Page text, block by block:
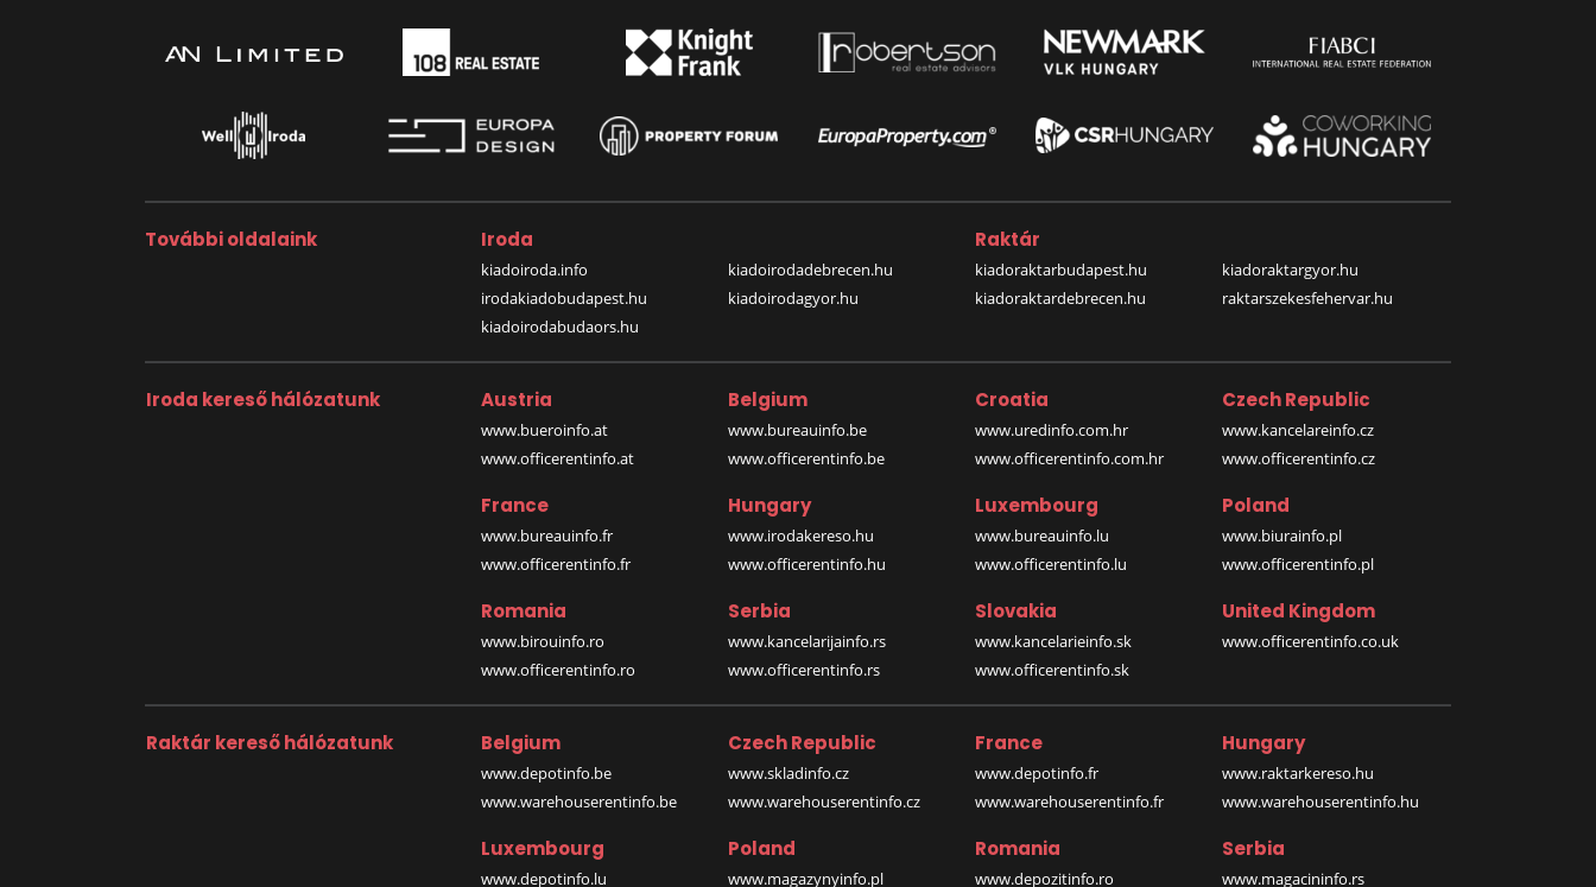
További oldalaink Iroda
kiadoiroda.info
irodakiadobudapest.hu
kiadoirodabudaors.hu
kiadoirodadebrecen.hu
kiadoirodagyor.hu
Raktár
kiadoraktarbudapest.hu
kiadoraktardebrecen.hu
kiadoraktargyor.hu
raktarszekesfehervar.hu
Iroda kereső hálózatunk Austria
www.bueroinfo.at
www.officerentinfo.at
Belgium
www.bureauinfo.be
www.officerentinfo.be
Croatia
www.uredinfo.com.hr
www.officerentinfo.com.hr
Czech Republic
www.kancelareinfo.cz
www.officerentinfo.cz
France
www.bureauinfo.fr
www.officerentinfo.fr
Hungary
www.irodakereso.hu
www.officerentinfo.hu
Luxembourg
www.bureauinfo.lu
www.officerentinfo.lu
Poland
www.biurainfo.pl
www.officerentinfo.pl
Romania
www.birouinfo.ro
www.officerentinfo.ro
Serbia
www.kancelarijainfo.rs
www.officerentinfo.rs
Slovakia
www.kancelarieinfo.sk
www.officerentinfo.sk
United Kingdom
www.officerentinfo.co.uk
Raktár kereső hálózatunk Belgium
www.depotinfo.be
www.warehouserentinfo.be
Czech Republic
www.skladinfo.cz
www.warehouserentinfo.cz
France
www.depotinfo.fr
www.warehouserentinfo.fr
Hungary
www.raktarkereso.hu
www.warehouserentinfo.hu
Luxembourg
www.depotinfo.lu
Poland
www.magazynyinfo.pl
Romania
www.depozitinfo.ro
Serbia
www.magacininfo.rs